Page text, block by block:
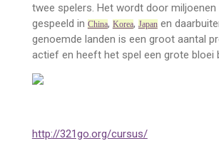
twee spelers. Het wordt door
gespeeld in China, Korea, Japanen
genoemde landen is een groot aantal
actief en heeft het spel een grote bloei
http://321go.org/cursus/